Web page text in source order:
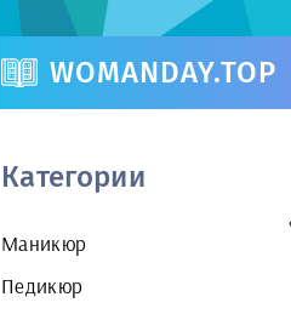
WOMANDAY.TOP
Категории
Маникюр
Педикюр